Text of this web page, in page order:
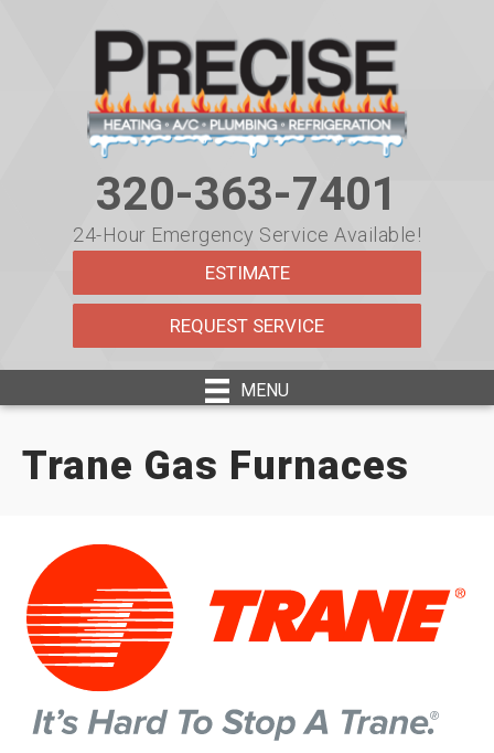
navigation
320-363-7401
24-Hour Emergency Service Available!
ESTIMATE
REQUEST SERVICE
MENU
Trane Gas Furnaces